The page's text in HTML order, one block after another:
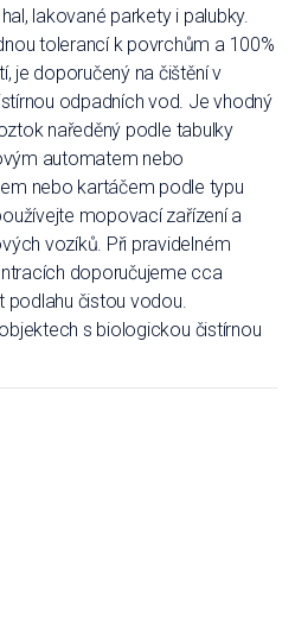
lakované parkety i palubky.
tolerancí k povrchům a 100%
je doporučený na čištění v
odpadních vod. Je vhodný
naředěný podle tabulky
automatem nebo
nebo kartáčem podle typu
mopovací zařízení a
vozíků. Při pravidelném
doporučujeme cca
čistou vodou.
s biologickou čistírnou